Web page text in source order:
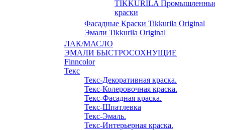
TIKKURILA Промышленные
краски
Фасадные Краски Tikkurila Original
Эмали Tikkurila Original
ЛАК/МАСЛО
ЭМАЛИ БЫСТРОСОХНУЩИЕ
Finncolor
Текс
Текс-Декоративная краска.
Текс-Колеровочная краска.
Текс-Фасадная краска.
Текс-Шпатлевка
Текс-Эмаль.
Текс-Интерьерная краска.